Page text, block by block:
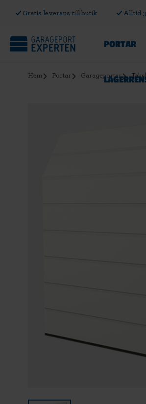
Gratis leverans till butik Alltid
PORTAR
Hem Portar Garageportar